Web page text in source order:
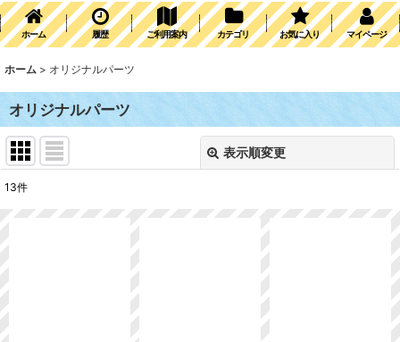
ホーム 履歴 ご利用案内 カテゴリ お気に入り マイページ
ホーム > オリジナルパーツ
オリジナルパーツ
表示順変更
13件